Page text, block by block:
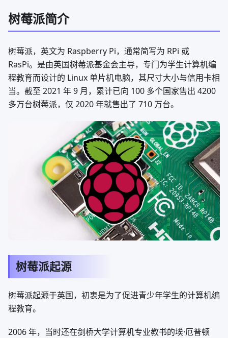
树莓派简介
树莓派，英文为 Raspberry Pi，通常简写为 RPi 或
RasPi。是由英国树莓派基金会主导，专门为学生计算机编
程教育而设计的 Linux 单片机电脑，其尺寸大小与信用卡相
当。截至 2021 年 9 月，累计已向 100 多个国家售出 4200
多万台树莓派，仅 2020 年就售出了 710 万台。
树莓派起源
树莓派起源于英国，初衷是为了促进青少年学生的计算机编
程教育。
2006 年，当时还在剑桥大学计算机专业教书的埃·厄普顿